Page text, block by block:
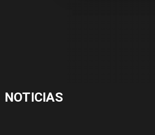
NOTICIAS